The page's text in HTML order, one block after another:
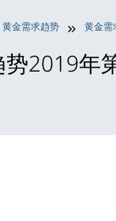
黄金需求趋势 黄金需
2019年